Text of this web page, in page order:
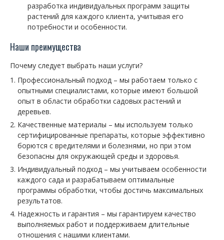
разработка индивидуальных программ защиты
растений для каждого клиента, учитывая его
потребности и особенности.
Наши преимущества
Почему следует выбрать наши услуги?
Профессиональный подход – мы работаем только с
опытными специалистами, которые имеют большой
опыт в области обработки садовых растений и
деревьев.
Качественные материалы – мы используем только
сертифицированные препараты, которые эффективно
борются с вредителями и болезнями, но при этом
безопасны для окружающей среды и здоровья.
Индивидуальный подход – мы учитываем особенности
каждого сада и разрабатываем оптимальные
программы обработки, чтобы достичь максимальных
результатов.
Надежность и гарантия – мы гарантируем качество
выполняемых работ и поддерживаем длительные
отношения с нашими клиентами.